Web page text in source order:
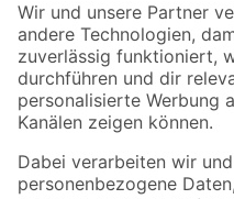
Der toom Newsletter: Keine
Zur Newsletter Anmeldung
Folge uns